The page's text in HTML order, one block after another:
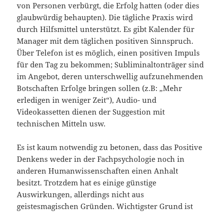
von Personen verbürgt, die Erfolg hatten (oder dies
glaubwürdig behaupten). Die tägliche Praxis wird
durch Hilfsmittel unterstützt. Es gibt Kalender für
Manager mit dem täglichen positiven Sinnspruch.
Über Telefon ist es möglich, einen positiven Impuls
für den Tag zu bekommen; Subliminaltonträger sind
im Angebot, deren unterschwellig aufzunehmenden
Botschaften Erfolge bringen sollen (z.B: „Mehr
erledigen in weniger Zeit“), Audio- und
Videokassetten dienen der Suggestion mit
technischen Mitteln usw.
Es ist kaum notwendig zu betonen, dass das Positive
Denkens weder in der Fachpsychologie noch in
anderen Humanwissenschaften einen Anhalt
besitzt. Trotzdem hat es einige günstige
Auswirkungen, allerdings nicht aus
geistesmagischen Gründen. Wichtigster Grund ist